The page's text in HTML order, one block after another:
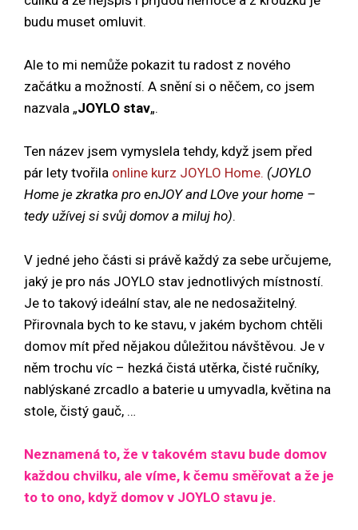
budu muset omluvit.
Ale to mi nemůže pokazit tu radost z nového
začátku a možností. A snění si o něčem, co jsem
nazvala „JOYLO stav„.
Ten název jsem vymyslela tehdy, když jsem před
pár lety tvořila online kurz JOYLO Home. (JOYLO
Home je zkratka pro enJOY and LOve your home –
tedy užívej si svůj domov a miluj ho).
V jedné jeho části si právě každý za sebe určujeme,
jaký je pro nás JOYLO stav jednotlivých místností.
Je to takový ideální stav, ale ne nedosažitelný.
Přirovnala bych to ke stavu, v jakém bychom chtěli
domov mít před nějakou důležitou návštěvou. Je v
něm trochu víc – hezká čistá utěrka, čisté ručníky,
nablýskané zrcadlo a baterie u umyvadla, květina na
stole, čistý gauč, …
Neznamená to, že v takovém stavu bude domov
každou chvilku, ale víme, k čemu směřovat a že je
to to ono, když domov v JOYLO stavu je.